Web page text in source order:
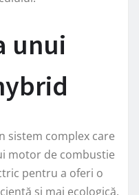
unui
sistem complex care
motor de combustie
pentru a oferi o
și mai ecologică.